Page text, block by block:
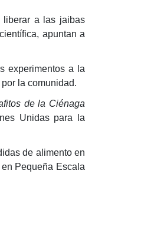
liberar a las jaibas
apuntan a
experimentos a la
la comunidad.
de la Ciénaga
Unidas para la
de alimento en
Pequeña Escala